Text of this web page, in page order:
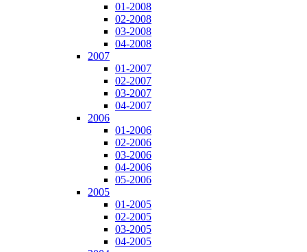
01-2008
02-2008
03-2008
04-2008
2007
01-2007
02-2007
03-2007
04-2007
2006
01-2006
02-2006
03-2006
04-2006
05-2006
2005
01-2005
02-2005
03-2005
04-2005